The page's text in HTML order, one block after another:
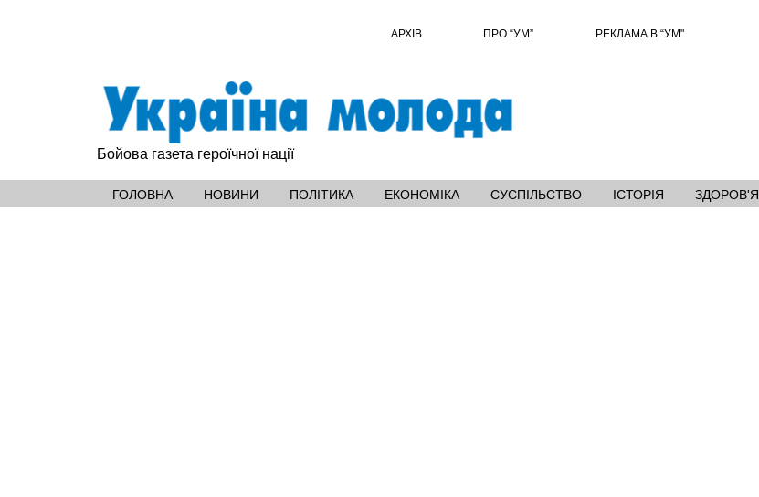
АРХІВ ПРО “УМ” РЕКЛАМА В “УМ"
Бойова газета героїчної нації
ГОЛОВНА НОВИНИ ПОЛІТИКА ЕКОНОМІКА СУСПІЛЬСТВО ІСТОРІЯ ЗДОРОВ'Я